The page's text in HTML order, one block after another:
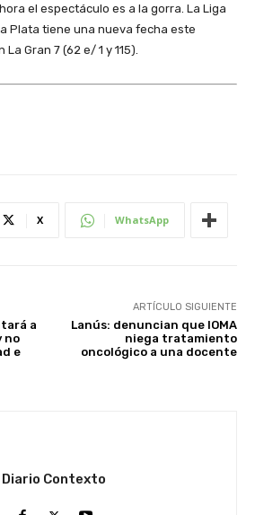
el espectáculo es a la gorra. La Liga
Plata tiene una nueva fecha este
Gran 7 (62 e/ 1 y 115).
X WhatsApp
a
no
e
ARTÍCULO SIGUIENTE
Lanús: denuncian que IOMA
niega tratamiento
oncológico a una docente
Diario Contexto